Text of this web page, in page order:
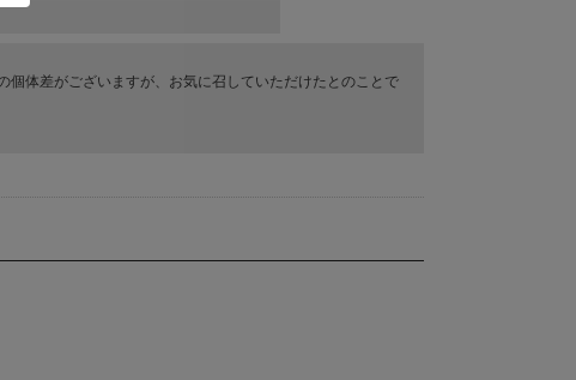
体差がございますが、お気に召していただけたとのことで